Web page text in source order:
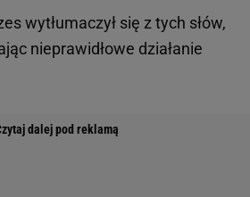
wytłumaczył się z tych słów,
nieprawidłowe działanie